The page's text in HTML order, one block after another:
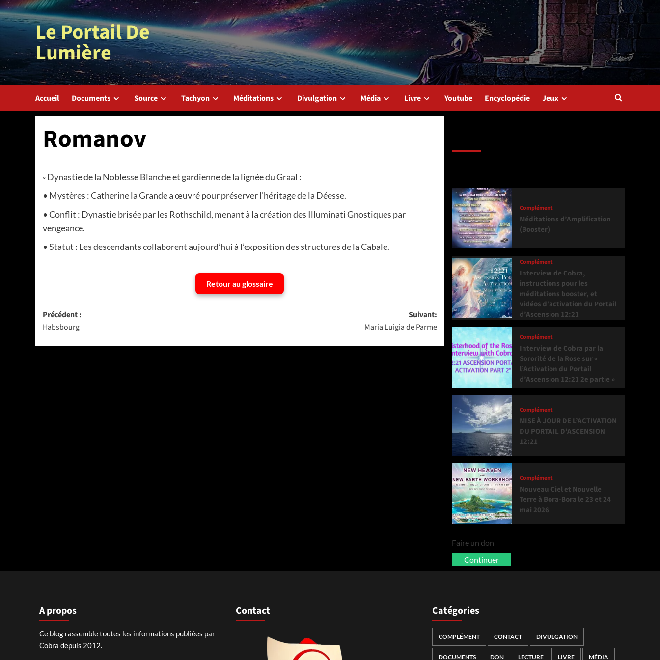
Aller
au
contenu
Le Portail De
Lumière
Accueil Documents Source Tachyon Méditations Divulgation Média Livre Youtube Encyclopédie Jeux
Romanov
◦ Dynastie de la Noblesse Blanche et gardienne de la lignée du Graal :
• Mystères : Catherine la Grande a œuvré pour préserver l’héritage de la Déesse.
• Conflit : Dynastie brisée par les Rothschild, menant à la création des Illuminati Gnostiques par
vengeance.
• Statut : Les descendants collaborent aujourd’hui à l’exposition des structures de la Cabale.
Retour au glossaire
Navigation
d’article
Précédent :
Habsbourg
Suivant:
Maria Luigia de Parme
Complément
Méditations d’Amplification
(Booster)
Complément
Interview de Cobra,
instructions pour les
méditations booster, et
vidéos d’activation du Portail
d’Ascension 12:21
Complément
Interview de Cobra par la
Sororité de la Rose sur «
l’Activation du Portail
d’Ascension 12:21 2e partie »
Complément
MISE À JOUR DE L’ACTIVATION
DU PORTAIL D’ASCENSION
12:21
Complément
Nouveau Ciel et Nouvelle
Terre à Bora-Bora le 23 et 24
mai 2026
Faire un don
Continuer
A propos
Ce blog rassemble toutes les informations publiées par
Cobra depuis 2012.
Contact Catégories
COMPLÉMENT CONTACT DIVULGATION
DOCUMENTS DON LECTURE LIVRE MÉDIA